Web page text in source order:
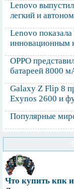
Lenovo
легкий и
Lenovo
инновационным
OPPO
батареей 8000
Galaxy Z Flip 8
Exynos 2600 и
Популярные
Что купить кпк